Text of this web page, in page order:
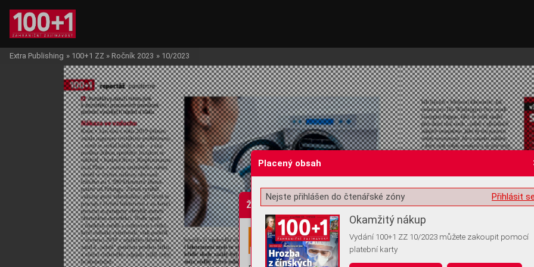
Žádost o souhlas s ukládáním volitelných informací
Extra Publishing » 100+1 ZZ » Ročník 2023 » 10/2023
Placený obsah
Přihlásit
Nejste přihlášen do čtenářské zóny
Okamžitý nákup
Vydání 100+1 ZZ 10/2023 můžete zakoupit pomocí
platební karty